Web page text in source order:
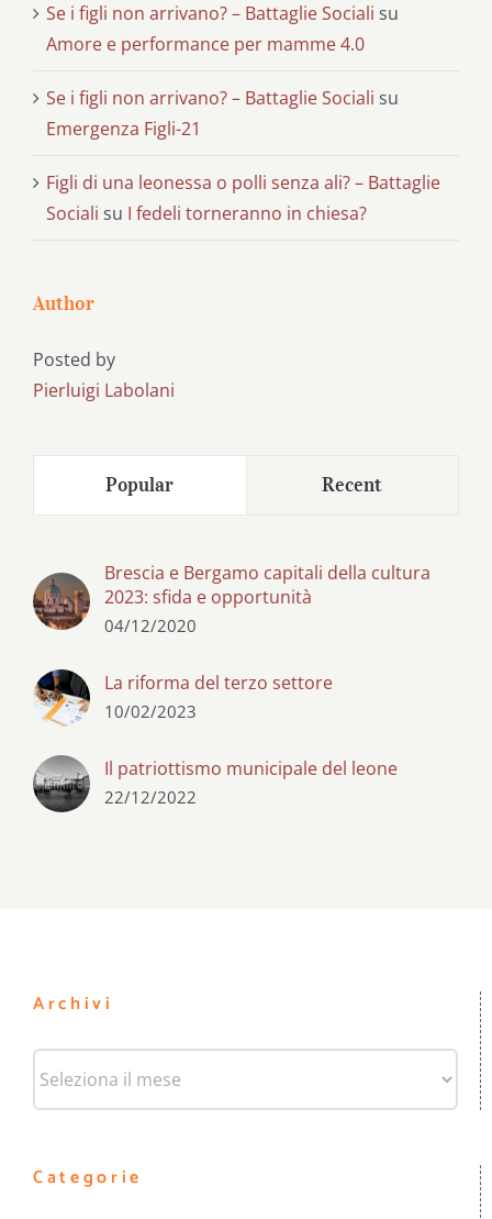
Se i figli non arrivano? – Battaglie Sociali su
Amore e performance per mamme 4.0
Se i figli non arrivano? – Battaglie Sociali su
Emergenza Figli-21
Figli di una leonessa o polli senza ali? – Battaglie
Sociali su I fedeli torneranno in chiesa?
Author
Posted by
Pierluigi Labolani
Popular Recent
Brescia e Bergamo capitali della cultura
2023: sfida e opportunità
04/12/2020
La riforma del terzo settore
10/02/2023
Il patriottismo municipale del leone
22/12/2022
Archivi
Categorie